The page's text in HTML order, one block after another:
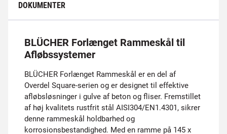
DOKUMENTER
BLÜCHER Forlænget Rammeskål til
Afløbssystemer
BLÜCHER Forlænget Rammeskål er en del af
Overdel Square-serien og er designet til effektive
afløbsløsninger i gulve af beton og fliser. Fremstillet
af høj kvalitets rustfrit stål AISI304/EN1.4301, sikrer
denne rammeskål holdbarhed og
korrosionsbestandighed. Med en ramme på 145 x